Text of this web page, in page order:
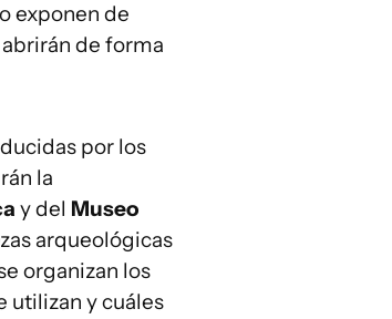
exponen de
de forma
por los
la
y del Museo
arqueológicas
organizan los
utilizan y cuáles